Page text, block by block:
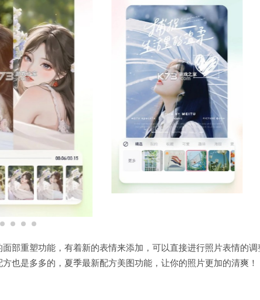
部重塑功能，有着新的表情来添加，可以直接进行照片表情的调
也是多多的，夏季最新配方美图功能，让你的照片更加的清爽！